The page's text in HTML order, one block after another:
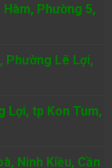
Phường 5,
Phường Lê Lợi,
Lợi, tp Kon Tum,
Ninh Kiều, Cần